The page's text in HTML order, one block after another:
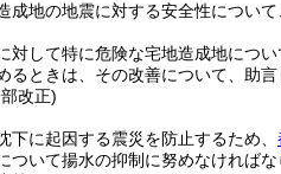
成地の地震に対する安全性につい
対して特に危険な宅地造成地につ
るときは、その改善について、助
改正)
下に起因する震災を防止するため、
ついて揚水の抑制に努めなければな